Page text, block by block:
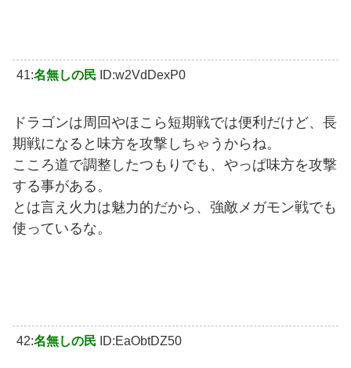
41:名無しの民 ID:w2VdDexP0
ドラゴンは周回やほこら短期戦では便利だけど、長
期戦になると味方を攻撃しちゃうからね。
こころ道で調整したつもりでも、やっぱ味方を攻撃
する事がある。
とは言え火力は魅力的だから、強敵メガモン戦でも
使っているな。
42:名無しの民 ID:EaObtDZ50